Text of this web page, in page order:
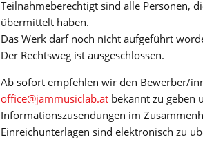
Teilnahmeberechtigt sind alle Personen,
übermittelt haben.
Das Werk darf noch nicht aufgeführt
Der Rechtsweg ist ausgeschlossen.
Ab sofort empfehlen wir den Bewerber/
office@jammusiclab.at bekannt zu geben
Informationszusendungen im
Einreichunterlagen sind elektronisch zu